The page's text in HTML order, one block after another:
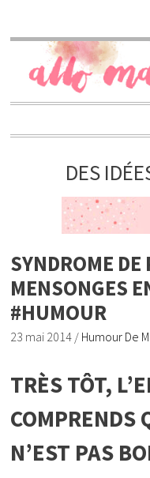
DES
SYNDROME
MENSONGES
#HUMOUR
23 mai 2014 / Humour De
TRÈS TÔT,
COMPRENDS
N’EST PAS